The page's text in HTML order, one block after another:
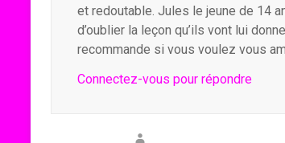
et redoutable. Jules le jeune de 14
d’oublier la leçon qu’ils vont lui
recommande si vous voulez vous
Connectez-vous pour répondre